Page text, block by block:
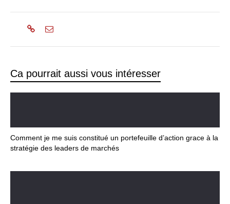
Ca pourrait aussi vous intéresser
Comment je me suis constitué un portefeuille d’action grace à la
stratégie des leaders de marchés